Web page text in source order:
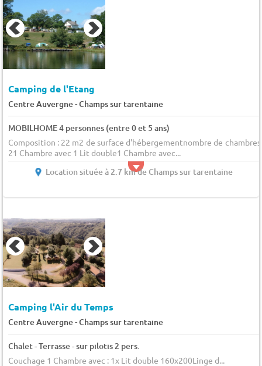
Camping de l'Etang
Centre Auvergne-Champs sur tarentaine
MOBILHOME 4 personnes (entre 0 et 5 ans)
Composition : 22 m2 de surface d'hébergementnombre de chambres
21 Chambre avec 1 Lit double1 Chambre avec...
Location située à 2.7 km de Champs sur tarentaine
Camping l'Air du Temps
Centre Auvergne-Champs sur tarentaine
Chalet - Terrasse - sur pilotis 2 pers.
Couchage 1 Chambre avec : 1x Lit double 160x200Linge d...